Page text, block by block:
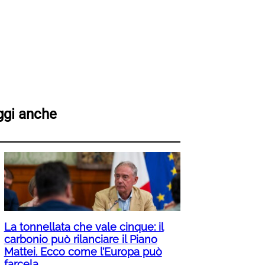
anche
La tonnellata che vale cinque: il
carbonio può rilanciare il Piano
Mattei. Ecco come l’Europa può